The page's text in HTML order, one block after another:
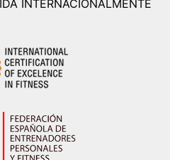
INTERNACIONALMENTE